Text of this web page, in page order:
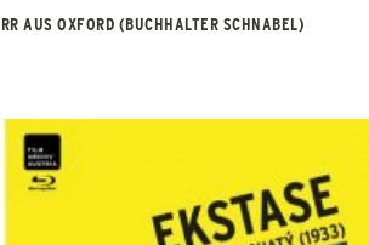
AUS OXFORD (BUCHHALTER SCHNABEL)